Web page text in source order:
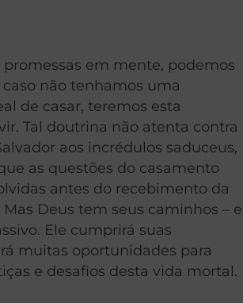
promessas em mente, podemos
não tenhamos uma
de casar, teremos esta
Tal doutrina não atenta contra
aos incrédulos saduceus,
as questões do casamento
antes do recebimento da
Deus tem seus caminhos – e
Ele cumprirá suas
muitas oportunidades para
e desafios desta vida mortal.